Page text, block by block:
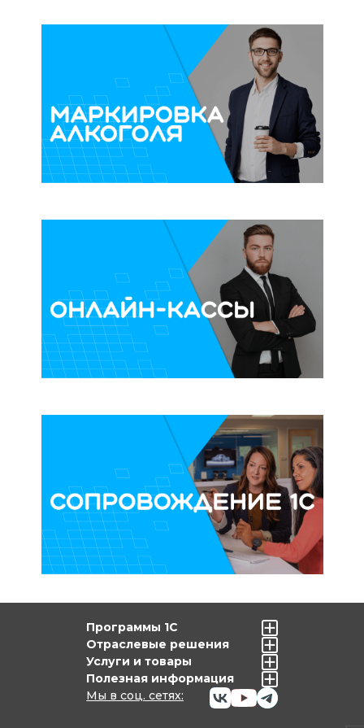
Мы в соц. сетях:
Программы 1С
Отраслевые решения
Услуги и товары
Полезная информация